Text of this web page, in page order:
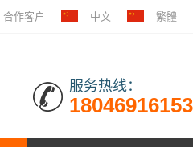
合作客户 中文 繁體
服务热线：
18046916153